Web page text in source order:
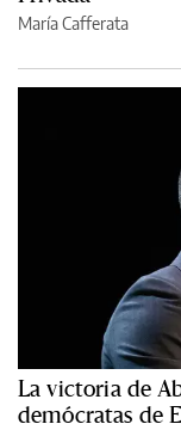
María Cafferata
La victoria de
demócratas de